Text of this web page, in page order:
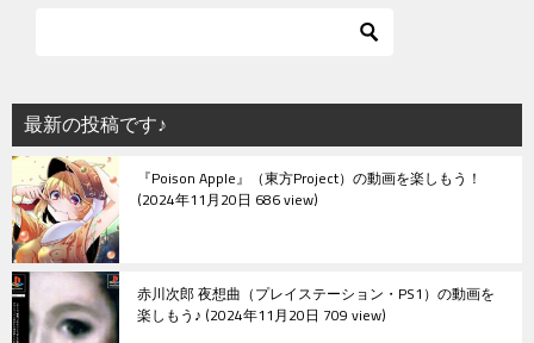
シ
ョ
ン
最新の投稿です♪
『Poison Apple』（東方Project）の動画を楽しもう！
2024年11月20日 686 view
赤川次郎 夜想曲（プレイステーション・PS1）の動画を
楽しもう♪ 2024年11月20日 709 view